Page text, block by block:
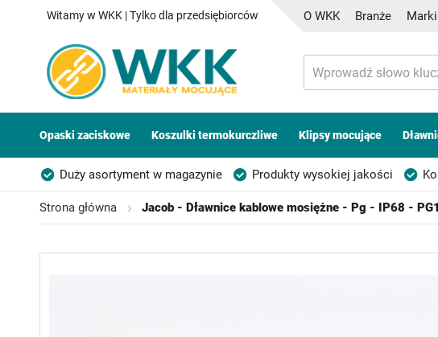
Witamy w WKK | Tylko dla przedsiębiorców O WKK Branże Marki
Opaski zaciskowe Koszulki termokurczliwe Klipsy mocujące
Duży asortyment w magazynie Produkty wysokiej jakości
Możliwość własnego etykietowania
Strona główna Jacob - Dławnice kablowe mosiężne - Pg - IP68 -